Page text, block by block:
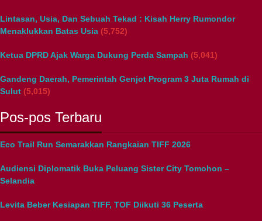
Lintasan, Usia, Dan Sebuah Tekad : Kisah Herry Rumondor
Menaklukkan Batas Usia (5,752)
Ketua DPRD Ajak Warga Dukung Perda Sampah (5,041)
Gandeng Daerah, Pemerintah Genjot Program 3 Juta Rumah di
Sulut (5,015)
Pos-pos Terbaru
Eco Trail Run Semarakkan Rangkaian TIFF 2026
Audiensi Diplomatik Buka Peluang Sister City Tomohon –
Selandia
Levita Beber Kesiapan TIFF, TOF Diikuti 36 Peserta